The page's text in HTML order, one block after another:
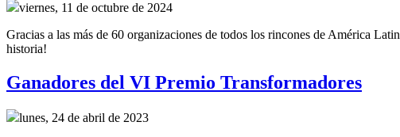
viernes, 11 de octubre de 2024
Gracias a las más de 60 organizaciones de todos los rincones de América
historia!
Ganadores del VI Premio Transformadores
lunes, 24 de abril de 2023